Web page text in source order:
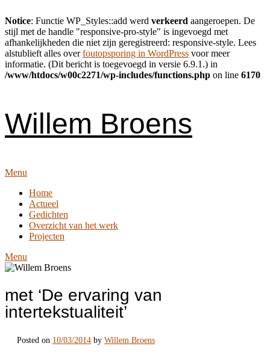
Notice: Functie WP_Styles::add werd verkeerd aangeroepen. De
stijl met de handle "responsive-pro-style" is ingevoegd met
afhankelijkheden die niet zijn geregistreerd: responsive-style. Lees
alstublieft alles overfoutopsporing in WordPress voor meer
informatie. (Dit bericht is toegevoegd in versie 6.9.1.) in
/www/htdocs/w00c2271/wp-includes/functions.php on line 6170
Willem Broens
Menu
Home
Actueel
Gedichten
Overzicht van het werk
Projecten
Menu
met ‘De ervaring van
intertekstualiteit’
Posted on 10/03/2014 by Willem Broens